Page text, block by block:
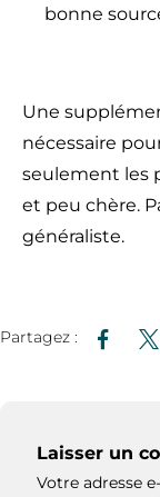
bonne
Une
nécessaire
seulement les
et peu chère.
généraliste.
Partagez :
Laisser un
Votre adresse